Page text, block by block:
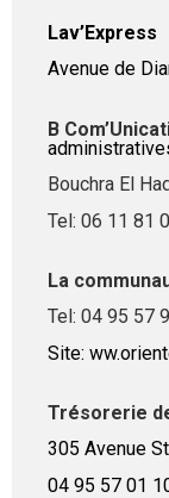
Lav’Express
Avenue de
B
Bouchra El
Tel: 06 11 81
La
Tel: 04 95 57
Site:
Trésorerie
305 Avenue
04 95 57 01